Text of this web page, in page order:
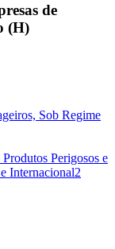
de
(H)
Sob Regime
Perigosos e
Internacional2